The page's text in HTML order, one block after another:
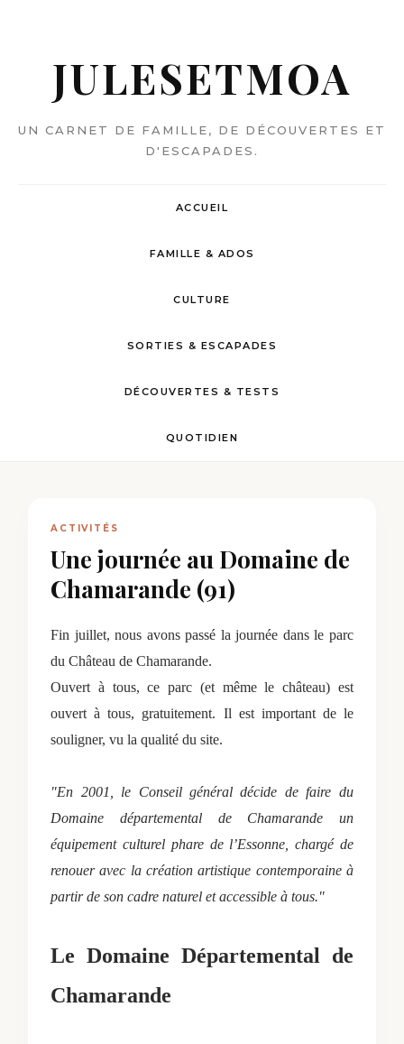
JULESETMOA
UN CARNET DE FAMILLE, DE DÉCOUVERTES ET
D'ESCAPADES.
ACCUEIL
FAMILLE & ADOS
CULTURE
SORTIES & ESCAPADES
DÉCOUVERTES & TESTS
QUOTIDIEN
ACTIVITÉS
Une journée au Domaine de
Chamarande (91)
Fin juillet, nous avons passé la journée dans le parc
du Château de Chamarande.
Ouvert à tous, ce parc (et même le château) est
ouvert à tous, gratuitement. Il est important de le
souligner, vu la qualité du site.
"En 2001, le Conseil général décide de faire du
Domaine départemental de Chamarande un
équipement culturel phare de l’Essonne, chargé de
renouer avec la création artistique contemporaine à
partir de son cadre naturel et accessible à tous."
Le Domaine Départemental de
Chamarande